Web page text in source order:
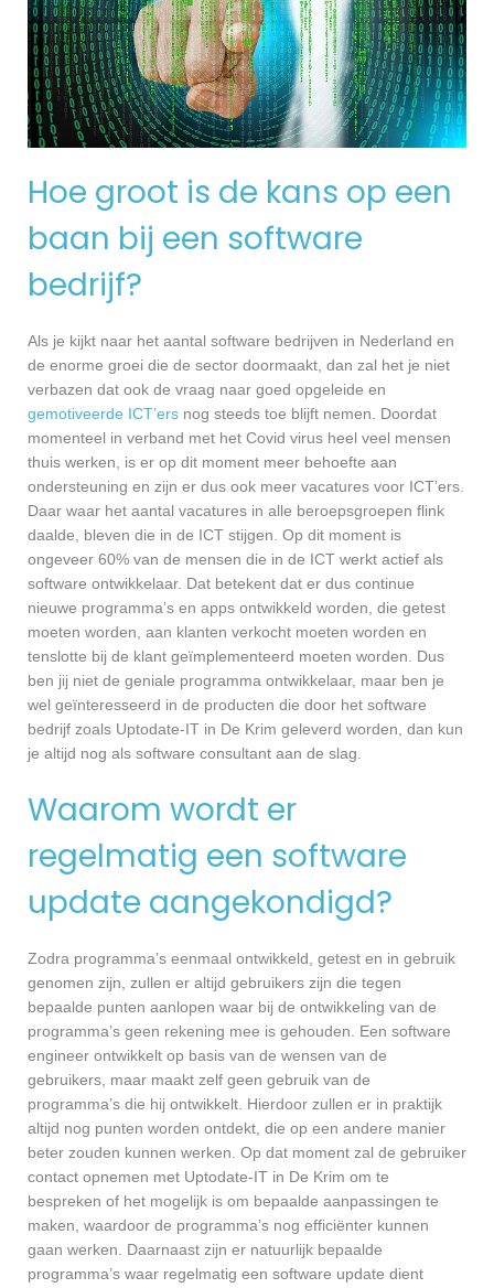
Hoe groot is de kans op een
baan bij een software
bedrijf?
Als je kijkt naar het aantal software bedrijven in Nederland en
de enorme groei die de sector doormaakt, dan zal het je niet
verbazen dat ook de vraag naar goed opgeleide en
gemotiveerde ICT’ers nog steeds toe blijft nemen. Doordat
momenteel in verband met het Covid virus heel veel mensen
thuis werken, is er op dit moment meer behoefte aan
ondersteuning en zijn er dus ook meer vacatures voor ICT’ers.
Daar waar het aantal vacatures in alle beroepsgroepen flink
daalde, bleven die in de ICT stijgen. Op dit moment is
ongeveer 60% van de mensen die in de ICT werkt actief als
software ontwikkelaar. Dat betekent dat er dus continue
nieuwe programma’s en apps ontwikkeld worden, die getest
moeten worden, aan klanten verkocht moeten worden en
tenslotte bij de klant geïmplementeerd moeten worden. Dus
ben jij niet de geniale programma ontwikkelaar, maar ben je
wel geïnteresseerd in de producten die door het software
bedrijf zoals Uptodate-IT in De Krim geleverd worden, dan kun
je altijd nog als software consultant aan de slag.
Waarom wordt er
regelmatig een software
update aangekondigd?
Zodra programma’s eenmaal ontwikkeld, getest en in gebruik
genomen zijn, zullen er altijd gebruikers zijn die tegen
bepaalde punten aanlopen waar bij de ontwikkeling van de
programma’s geen rekening mee is gehouden. Een software
engineer ontwikkelt op basis van de wensen van de
gebruikers, maar maakt zelf geen gebruik van de
programma’s die hij ontwikkelt. Hierdoor zullen er in praktijk
altijd nog punten worden ontdekt, die op een andere manier
beter zouden kunnen werken. Op dat moment zal de gebruiker
contact opnemen met Uptodate-IT in De Krim om te
bespreken of het mogelijk is om bepaalde aanpassingen te
maken, waardoor de programma’s nog efficiënter kunnen
gaan werken. Daarnaast zijn er natuurlijk bepaalde
programma’s waar regelmatig een software update dient